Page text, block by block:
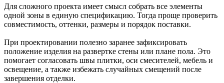
Для сложного проекта имеет смысл собрать все элементы
одной зоны в единую спецификацию. Тогда проще проверить
совместимость, оттенки, размеры и порядок поставки.
При проектировании полезно заранее зафиксировать
положение изделия на развертке стены или плане пола. Это
помогает согласовать швы плитки, оси смесителей, мебель и
освещение, а также избежать случайных смещений после
завершения отделки.